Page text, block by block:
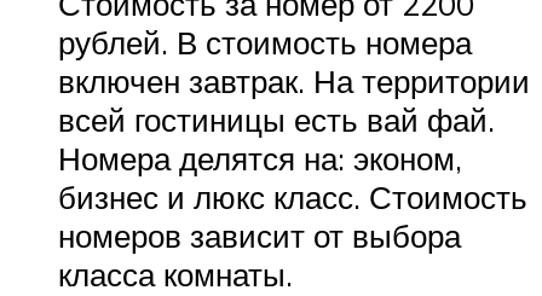
рублей. В стоимость номера
включен завтрак. На территории
всей гостиницы есть вай фай.
Номера делятся на: эконом,
бизнес и люкс класс. Стоимость
номеров зависит от выбора
класса комнаты.